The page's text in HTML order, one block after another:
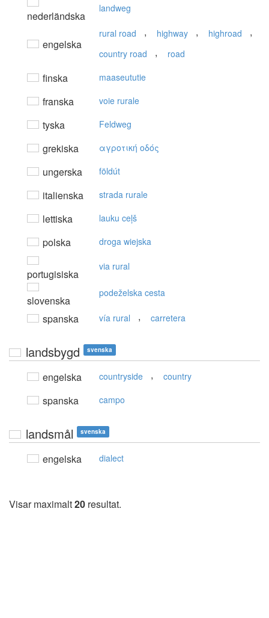
nederländska
landweg
engelska
rural road , highway , highroad ,
country road , road
finska maaseututie
franska voie rurale
tyska Feldweg
grekiska αγρoτική oδός
ungerska földút
italienska strada rurale
lettiska lauku ceļš
polska droga wiejska
portugisiska
via rural
slovenska
podeželska cesta
spanska vía rural , carretera
landsbygd svenska
engelska countryside , country
spanska campo
landsmål svenska
engelska dialect
Visar maximalt20 resultat.